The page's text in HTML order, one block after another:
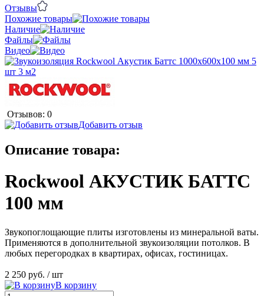
Отзывы
Похожие товары
Наличие
Файлы
Видео
Отзывов: 0
Добавить отзыв
Описание товара:
Rockwool АКУСТИК БАТТС
100 мм
Звукопоглощающие плиты изготовлены из минеральной ваты.
Применяются в дополнительной звукоизоляции потолков. В
любых перегородках в квартирах, офисах, гостиницах.
2 250 руб. / шт
В корзину